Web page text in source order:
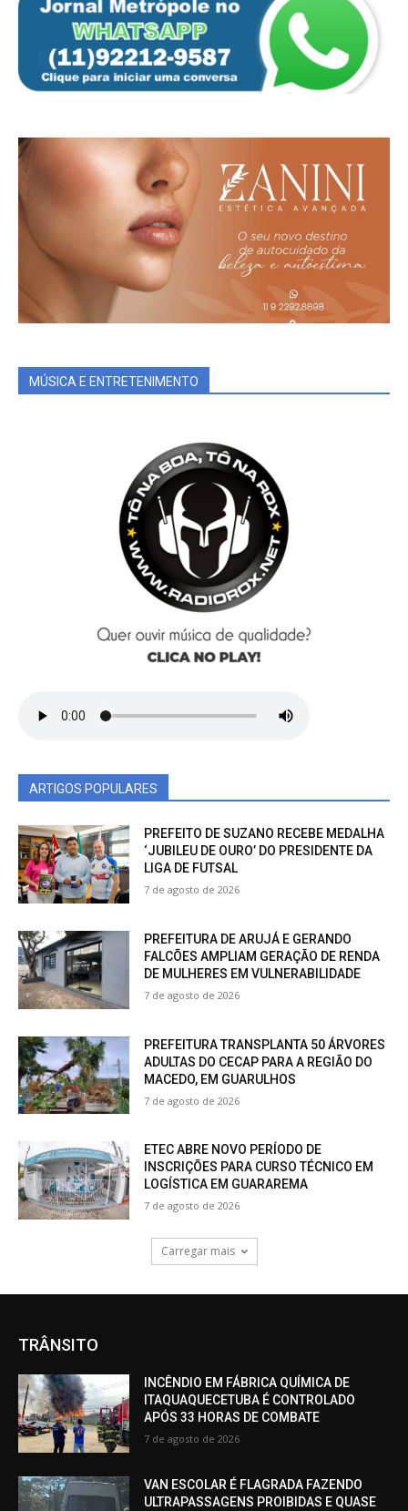
MÚSICA E ENTRETENIMENTO
ARTIGOS POPULARES
PREFEITO DE SUZANO RECEBE MEDALHA
‘JUBILEU DE OURO’ DO PRESIDENTE DA
LIGA DE FUTSAL
7 de agosto de 2026
PREFEITURA DE ARUJÁ E GERANDO
FALCÕES AMPLIAM GERAÇÃO DE RENDA
DE MULHERES EM VULNERABILIDADE
7 de agosto de 2026
PREFEITURA TRANSPLANTA 50 ÁRVORES
ADULTAS DO CECAP PARA A REGIÃO DO
MACEDO, EM GUARULHOS
7 de agosto de 2026
ETEC ABRE NOVO PERÍODO DE
INSCRIÇÕES PARA CURSO TÉCNICO EM
LOGÍSTICA EM GUARAREMA
7 de agosto de 2026
Carregar mais
TRÂNSITO
INCÊNDIO EM FÁBRICA QUÍMICA DE
ITAQUAQUECETUBA É CONTROLADO
APÓS 33 HORAS DE COMBATE
7 de agosto de 2026
VAN ESCOLAR É FLAGRADA FAZENDO
ULTRAPASSAGENS PROIBIDAS E QUASE